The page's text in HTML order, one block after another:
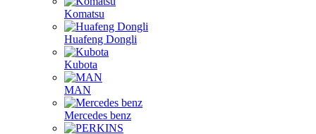
Komatsu
Huafeng Dongli
Kubota
MAN
Mercedes benz